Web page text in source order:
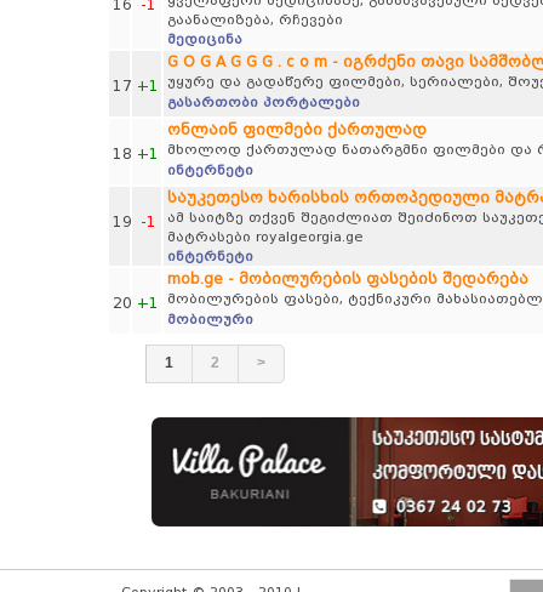
16 -1
გაანალიზება, რჩევები
მედიცინა
17 +1
G O G A G G G . c o m - იგრძენი თავი
უყურე და გადაწერე ფილმები, სერიალები,
გასართობი პორტალები
18 +1
ონლაინ ფილმები ქართულად
მხოლოდ ქართულად ნათარგმნი ფილმები და
ინტერნეტი
19 -1
საუკეთესო ხარისხის ორთოპედიული
ამ საიტზე თქვენ შეგიძლიათ შეიძინოთ
მატრასები royalgeorgia.ge
ინტერნეტი
20 +1
mob.ge - მობილურების ფასების შედარება
მობილურების ფასები, ტექნიკური
მობილური
1 2 >